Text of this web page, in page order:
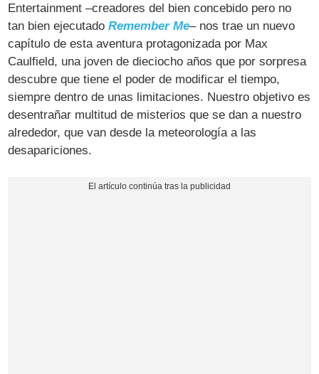
Entertainment –creadores del bien concebido pero no
tan bien ejecutadoRemember Me– nos trae un nuevo
capítulo de esta aventura protagonizada por Max
Caulfield, una joven de dieciocho años que por sorpresa
descubre que tiene el poder de modificar el tiempo,
siempre dentro de unas limitaciones. Nuestro objetivo es
desentrañar multitud de misterios que se dan a nuestro
alrededor, que van desde la meteorología a las
desapariciones.